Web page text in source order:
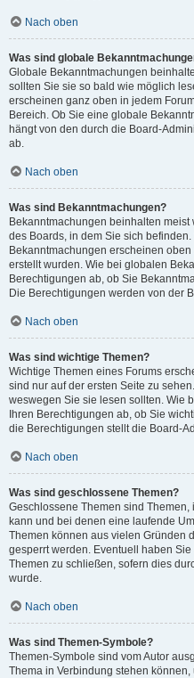
Nach oben
Was sind globale
Globale Bekanntmachungen
sollten Sie sie so bald wie möglich
erscheinen ganz oben in jedem
Bereich. Ob Sie eine globale
hängt von den durch die Board-
ab.
Nach oben
Was sind Bekanntmachungen?
Bekanntmachungen beinhalten
des Boards, in dem Sie sich
Bekanntmachungen erscheinen
erstellt wurden. Wie bei globalen
Berechtigungen ab, ob Sie
Die Berechtigungen werden von der
Nach oben
Was sind wichtige Themen?
Wichtige Themen eines Forums
sind nur auf der ersten Seite zu
weswegen Sie sie lesen sollten. Wie
Ihren Berechtigungen ab, ob Sie
die Berechtigungen stellt die Board-
Nach oben
Was sind geschlossene Themen?
Geschlossene Themen sind
kann und bei denen eine laufende
Themen können aus vielen Gründen
gesperrt werden. Eventuell haben
Themen zu schließen, sofern dies
wurde.
Nach oben
Was sind Themen-Symbole?
Themen-Symbole sind vom Autor
Thema in Verbindung stehen